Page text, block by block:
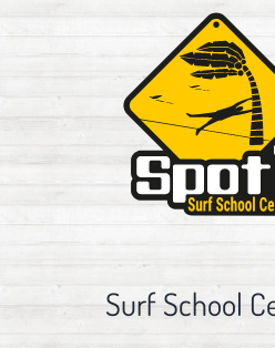
Surf School